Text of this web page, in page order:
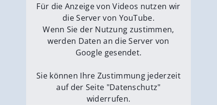
Externe Medien erlauben
Für die Anzeige von Videos nutzen wir
die Server von YouTube.
Wenn Sie der Nutzung zustimmen,
werden Daten an die Server von
Google gesendet.
Sie können Ihre Zustimmung jederzeit
auf der Seite "Datenschutz"
widerrufen.